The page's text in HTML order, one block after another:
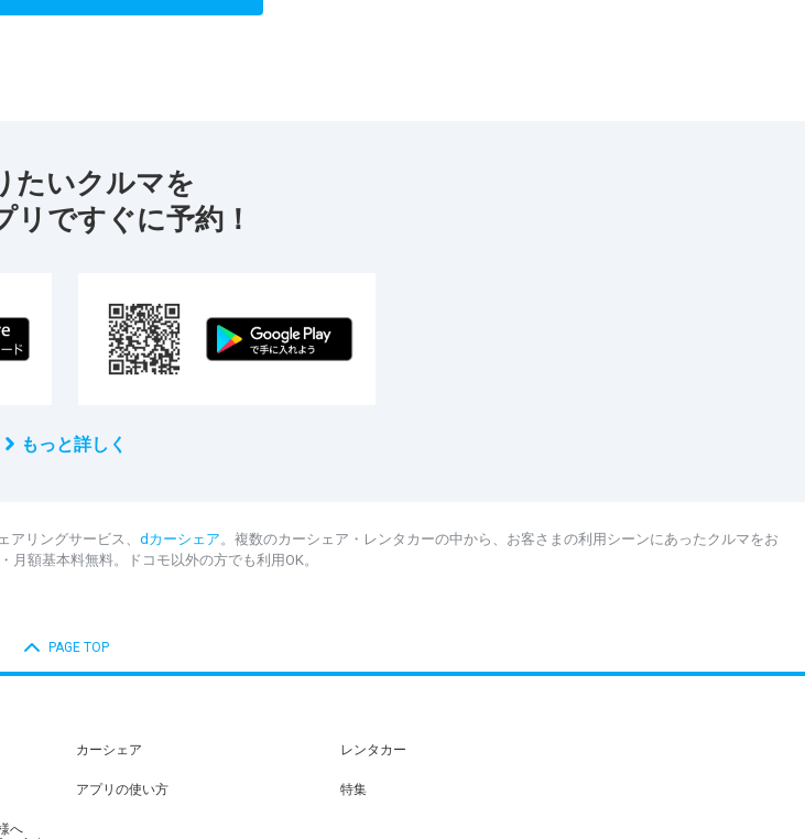
たいクルマを
リですぐに予約！
もっと詳しく
リングサービス、 dカーシェア。複数のカーシェア・レンタカーの中から、お客さまの利用シーンにあったクルマをお
月額基本料無料。ドコモ以外の方でも利用OK。
PAGE TOP
カーシェア レンタカー
アプリの使い方 特集
へ